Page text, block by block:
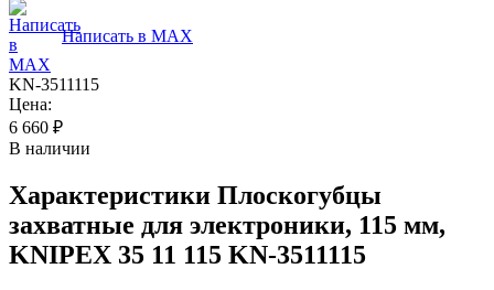
Написать в MAX
KN-3511115
Цена:
6 660 ₽
В наличии
Характеристики Плоскогубцы
захватные для электроники, 115 мм,
KNIPEX 35 11 115 KN-3511115